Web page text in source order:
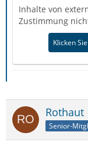
Inhalte von
Zustimmung
Klicken
Rothaut
Senior-